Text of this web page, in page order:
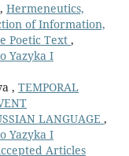
Hermeneutics,
of Information,
Poetic Text ,
Yazyka I
, TEMPORAL
LANGUAGE ,
Yazyka I
Articles